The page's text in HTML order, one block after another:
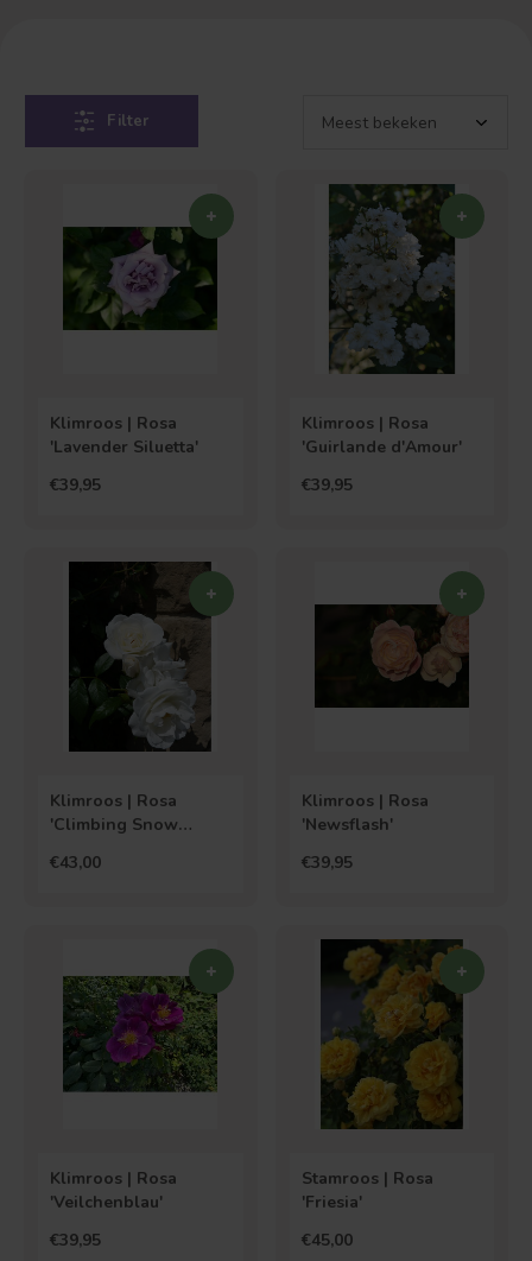
Filter
Klimroos | Rosa
'Lavender Siluetta'
€39,95
Klimroos | Rosa
'Guirlande d'Amour'
€39,95
Klimroos | Rosa
'Climbing Snow
€43,00
Klimroos | Rosa
'Newsflash'
€39,95
Klimroos | Rosa
'Veilchenblau'
€39,95
Stamroos | Rosa
'Friesia'
€45,00